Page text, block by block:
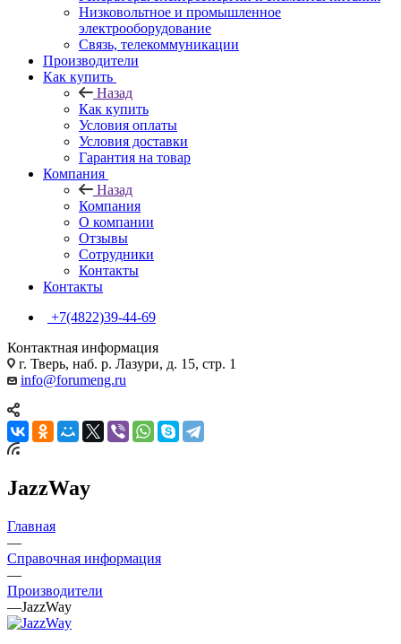
Низковольтное и промышленное
электрооборудование
Связь, телекоммуникации
Производители
Как купить
Назад
Как купить
Условия оплаты
Условия доставки
Гарантия на товар
Компания
Назад
Компания
О компании
Отзывы
Сотрудники
Контакты
Контакты
+7(4822)39-44-69
Контактная информация
г. Тверь, наб. р. Лазури, д. 15, стр. 1
info@forumeng.ru
JazzWay
Главная
—
Справочная информация
—
Производители
—JazzWay